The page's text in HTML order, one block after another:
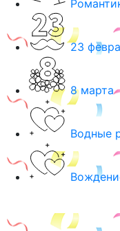
23
8 марта
Водные